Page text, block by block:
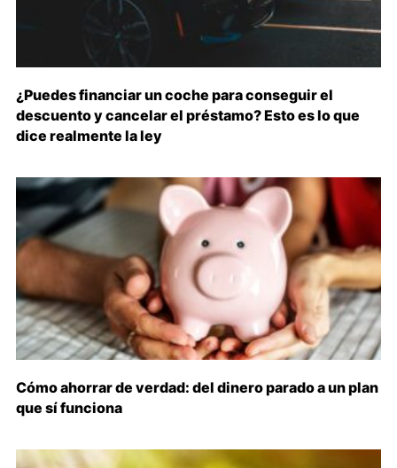
¿Puedes financiar un coche para conseguir el
descuento y cancelar el préstamo? Esto es lo que
dice realmente la ley
Cómo ahorrar de verdad: del dinero parado a un plan
que sí funciona